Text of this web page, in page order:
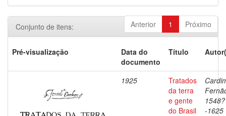
Anterior 1 Próximo
Conjunto de itens:
Pré-visualização
Data do
documento
Título
1925
Tratados
da terra
e gente
do Brasil
1548?
-1625